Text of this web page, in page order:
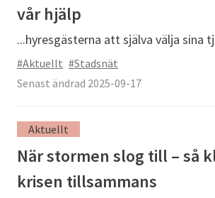
vår hjälp
...hyresgästerna att själva välja sina
#Aktuellt #Stadsnät
Senast ändrad 2025-09-17
Aktuellt
När stormen slog till – så
krisen tillsammans